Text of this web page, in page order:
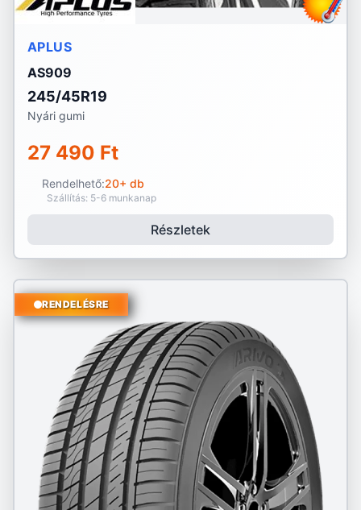
APLUS
AS909
245/45R19
Nyári gumi
27 490 Ft
Rendelhető:20+ db
Szállítás: 5-6 munkanap
Részletek
RENDELÉSRE